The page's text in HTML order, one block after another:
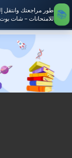
طور مراجعتك وانتقل
للامتحانات – شات